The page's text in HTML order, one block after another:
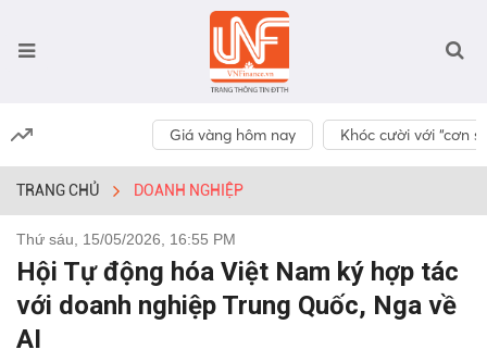
Giá vàng hôm nay Khóc cười với “cơn
TRANG CHỦ DOANH NGHIỆP
Thứ sáu, 15/05/2026, 16:55 PM
Hội Tự động hóa Việt Nam ký hợp tác
với doanh nghiệp Trung Quốc, Nga về
AI